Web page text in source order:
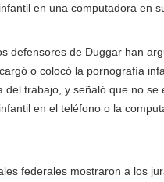
en una computadora en
defensores de Duggar han
o colocó la pornografía
del trabajo, y señaló que no se
en el teléfono o la
federales mostraron a los